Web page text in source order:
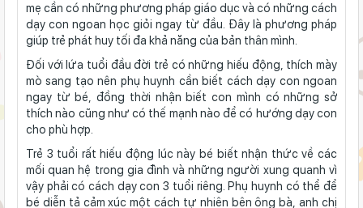
mẹ cần có những phương pháp giáo dục và có những cách
dạy con ngoan học giỏi ngay từ đầu. Đây là phương pháp
giúp trẻ phát huy tối đa khả năng của bản thân mình.
Đối với lứa tuổi đầu đời trẻ có những hiếu động, thích mày
mò sang tạo nên phụ huynh cần biết cách dạy con ngoan
ngay từ bé, đồng thời nhận biết con mình có những sở
thích nào cũng như có thế mạnh nào để có hướng dạy con
cho phù hợp.
Trẻ 3 tuổi rất hiếu động lúc này bé biết nhận thức về các
mối quan hệ trong gia đình và những người xung quanh vì
vậy phải có cách dạy con 3 tuổi riêng. Phụ huynh có thể để
bé diễn tả cảm xúc một cách tự nhiên bên ông bà, anh chị